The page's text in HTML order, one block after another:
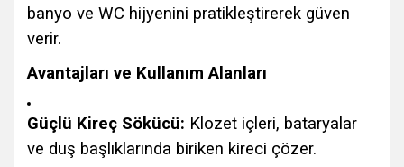
banyo ve WC hijyenini pratikleştirerek güven
verir.
Avantajları ve Kullanım Alanları
Güçlü Kireç Sökücü: Klozet içleri, bataryalar
ve duş başlıklarında biriken kireci çözer.